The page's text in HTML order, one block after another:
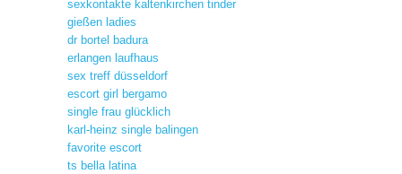
sexkontakte kaltenkirchen tinder
gießen ladies
dr bortel badura
erlangen laufhaus
sex treff düsseldorf
escort girl bergamo
single frau glücklich
karl-heinz single balingen
favorite escort
ts bella latina